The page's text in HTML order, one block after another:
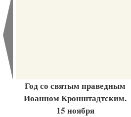
Год со святым праведным
Иоанном Кронштадтским.
15 ноября